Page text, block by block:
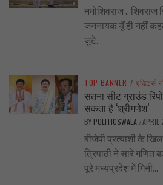
नमोशिवराज .. शिवराज
जननायक यूँ ही नहीं
जुटे...
TOP BANNER / एडिटर्स
सतना सीट ग्राउंड
सकता है ‘श्रीगणेश’
BY POLITICSWALA /
बीजेपी प्रत्याशी के
त्रिपाठी ने सारे गणित
पूरे मध्यप्रदेश में गिनी...